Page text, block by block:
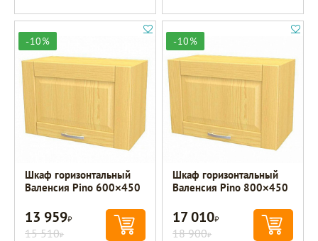
-10%
Шкаф горизонтальный
Валенсия Pino 600×450
13 959Р
15 510Р
-10%
Шкаф горизонтальный
Валенсия Pino 800×450
17 010Р
18 900Р